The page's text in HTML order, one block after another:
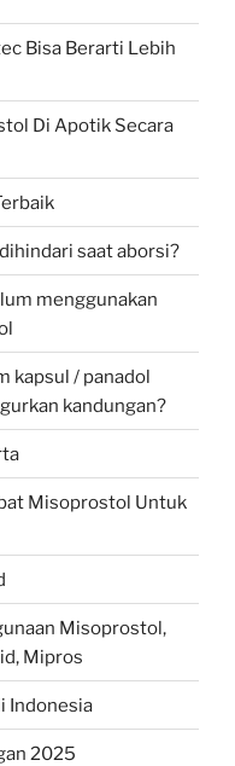
Bisa Berarti Lebih
Di Apotik Secara
saat aborsi?
menggunakan
kapsul / panadol
kandungan?
Misoprostol Untuk
Misoprostol,
Mipros
Indonesia
2025